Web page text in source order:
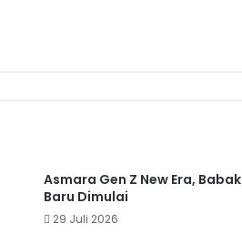
Asmara Gen Z New Era, Babak
Baru Dimulai
29 Juli 2026